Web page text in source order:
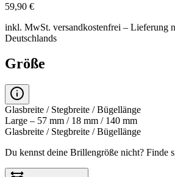
59,90 €
inkl. MwSt. versandkostenfrei – Lieferung
Deutschlands
Größe
Glasbreite / Stegbreite / Bügellänge
Large – 57 mm / 18 mm / 140 mm
Glasbreite / Stegbreite / Bügellänge
Du kennst deine Brillengröße nicht? Finde